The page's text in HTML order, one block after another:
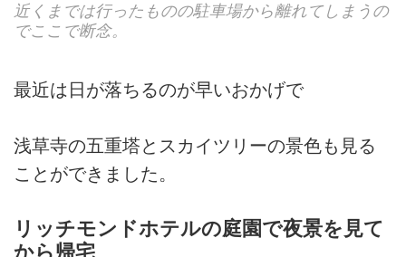
近くまでは行ったものの駐車場から離れてしまうの
でここで断念。
最近は日が落ちるのが早いおかげで
浅草寺の五重塔とスカイツリーの景色も見る
ことができました。
リッチモンドホテルの庭園で夜景を見て
から帰宅